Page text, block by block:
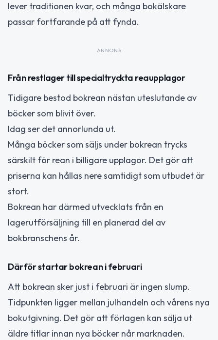
lever traditionen kvar, och många bokälskare
passar fortfarande på att fynda.
ANNONS
Från restlager till specialtryckta reaupplagor
Tidigare bestod bokrean nästan uteslutande av
böcker som blivit över.
Idag ser det annorlunda ut.
Många böcker som säljs under bokrean trycks
särskilt för rean i billigare upplagor. Det gör att
priserna kan hållas nere samtidigt som utbudet är
stort.
Bokrean har därmed utvecklats från en
lagerutförsäljning till en planerad del av
bokbranschens år.
Därför startar bokrean i februari
Att bokrean sker just i februari är ingen slump.
Tidpunkten ligger mellan julhandeln och vårens nya
bokutgivning. Det gör att förlagen kan sälja ut
äldre titlar innan nya böcker når marknaden.